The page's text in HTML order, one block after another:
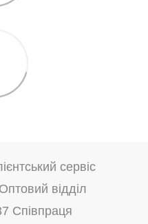
сервіс
відділ
Співпраця